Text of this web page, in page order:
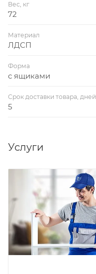
Вес, кг
72
Материал
ЛДСП
Форма
с ящиками
Срок доставки товара, дней
5
Услуги